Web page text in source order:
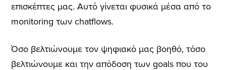
επισκέπτες μας. Αυτό γίνεται φυσικά μέσα από το
monitoring των chatflows.
Όσο βελτιώνουμε τον ψηφιακό μας βοηθό, τόσο
βελτιώνουμε και την απόδοση των goals που του